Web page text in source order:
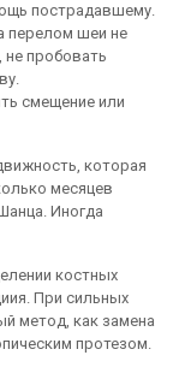
пострадавшему.
перелом шеи не
пробовать
смещение или
которая
месяцев
Иногда
костных
При сильных
метод, как замена
протезом.